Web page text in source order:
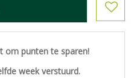
om punten te sparen!
week verstuurd.